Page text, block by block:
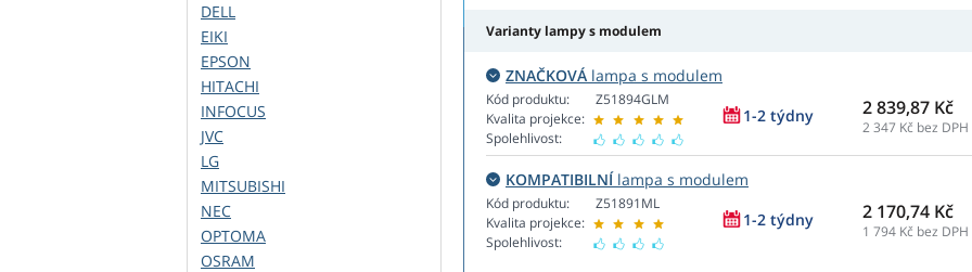
Varianty lampy s modulem
ZNAČKOVÁ lampa s modulem
Kód produktu:
Kvalita projekce:
Spolehlivost:
Z51894GLM
1-2 týdny 2 839,87 Kč
2 347 Kč bez DPH
KOMPATIBILNÍlampa s modulem
Kód produktu:
Kvalita projekce:
Spolehlivost:
Z51891ML
1-2 týdny 2 170,74 Kč
1 794 Kč bez DPH
DELL
EIKI
EPSON
HITACHI
INFOCUS
JVC
LG
MITSUBISHI
NEC
OPTOMA
OSRAM